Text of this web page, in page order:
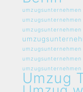
Umzug